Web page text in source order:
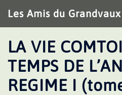
au
contenu
Les Amis du Grandvaux
LA VIE
TEMPS DE
REGIME I